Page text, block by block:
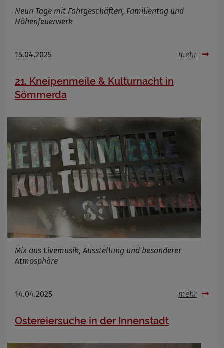
Neun Tage mit Fahrgeschäften, Familientag und
Höhenfeuerwerk
15.04.2025 mehr
21. Kneipenmeile & Kulturnacht in
Sömmerda
Mix aus Livemusik, Ausstellung und besonderer
Atmosphäre
14.04.2025 mehr
Ostereiersuche in der Innenstadt